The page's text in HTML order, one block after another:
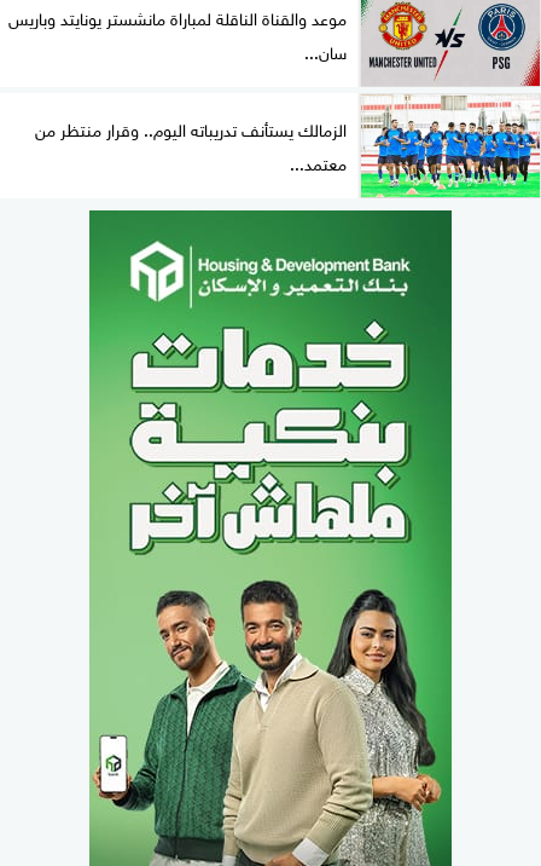
موعد والقناة الناقلة لمباراة مانشستر يونايتد وباريس
سان...
الزمالك يستأنف تدريباته اليوم.. وقرار منتظر من
معتمد...